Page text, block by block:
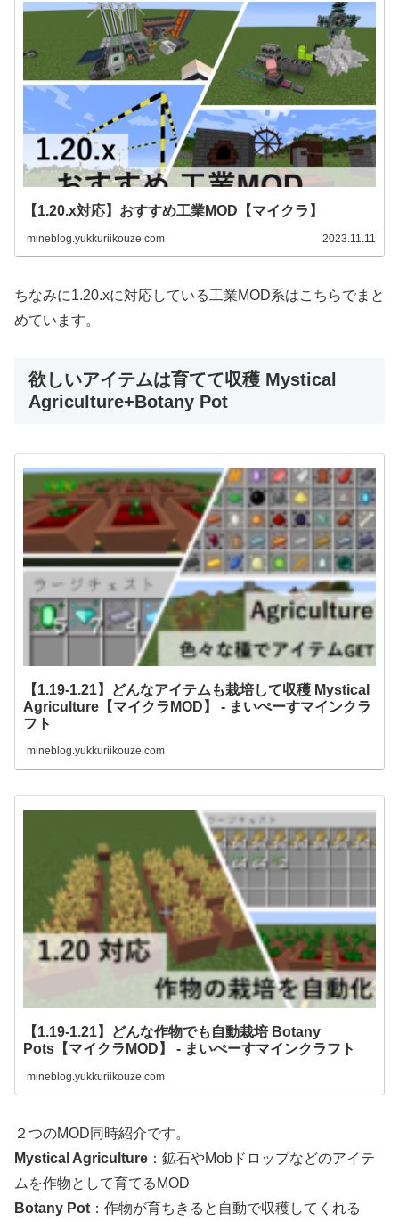
【1.20.x対応】おすすめ工業MOD【マイクラ】
mineblog.yukkuriikouze.com 2023.11.11
ちなみに1.20.xに対応している工業MOD系はこちらでまと
めています。
欲しいアイテムは育てて収穫 Mystical
Agriculture+Botany Pot
【1.19-1.21】どんなアイテムも栽培して収穫 Mystical
Agriculture【マイクラMOD】 - まいぺーすマインクラ
フト
mineblog.yukkuriikouze.com
【1.19-1.21】どんな作物でも自動栽培 Botany
Pots【マイクラMOD】 - まいぺーすマインクラフト
mineblog.yukkuriikouze.com
２つのMOD同時紹介です。
Mystical Agriculture ：鉱石やMobドロップなどのアイテ
ムを作物として育てるMOD
Botany Pot ：作物が育ちきると自動で収穫してくれる